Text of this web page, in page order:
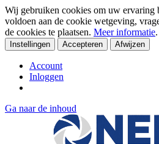
Wij gebruiken cookies om uw ervaring
voldoen aan de cookie wetgeving,
de cookies te plaatsen. Meer informatie.
Instellingen Accepteren Afwijzen
Account
Inloggen
Ga naar de inhoud